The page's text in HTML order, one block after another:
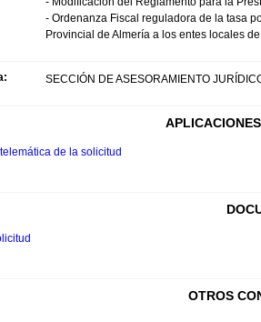
- Ordenanza Fiscal reguladora de la tasa
Provincial de Almería a los entes locales
SECCIÓN DE ASESORAMIENTO
de la solicitud
OTROS